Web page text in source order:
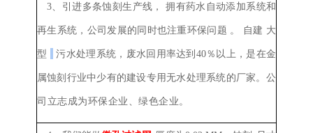
3、 引进多条蚀刻生产线， 拥有药水自动添加系统和
再生系统，公司发展的同时也注重环保问题 。 自建 大
型 污水处理系统，废水回用率达到40％以上，是在金
属蚀刻行业中少有的建设专用无水处理系统的厂家。 公
司立志成为环保企业、绿色企业。